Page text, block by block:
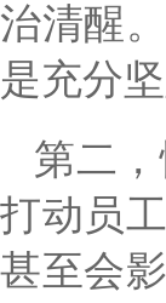
治清醒
是充分
第二，
打动员
甚至会